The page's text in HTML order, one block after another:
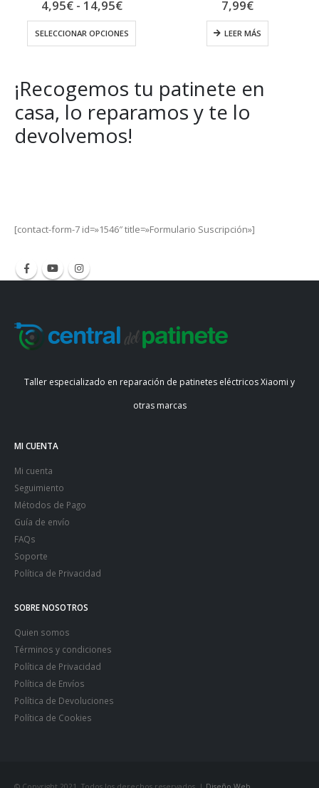
Rango
precios:
desde
4,95€
7,99
LEER MÁS
3,99
SELECCIONAR
¡Recogemos tu patinete en
casa, lo reparamos y te lo
devolvemos!
[contact-form-7 id=»1546″ title=»Formulario Suscripción»]
Taller especializado en reparación de patinetes eléctricos Xiaomi y
otras marcas
MI CUENTA
Mi cuenta
Seguimiento
Métodos de Pago
Guía de envío
FAQs
Soporte
Política de Privacidad
SOBRE NOSOTROS
Quien somos
Términos y condiciones
Política de Privacidad
Política de Envíos
Política de Devoluciones
Política de Cookies